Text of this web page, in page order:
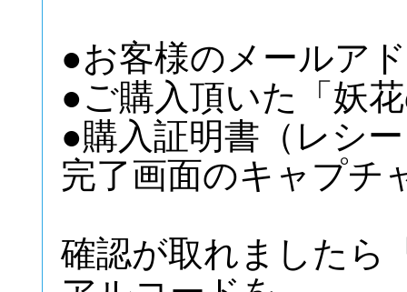
●お客様のメールア
●ご購入頂いた「妖
●購入証明書（レシ
完了画面のキャプチ
確認が取れましたら